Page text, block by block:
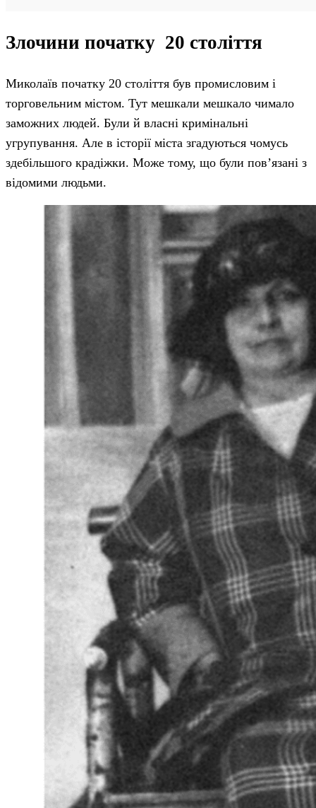
Злочини початку 20 століття
Миколаїв початку 20 століття був промисловим і
торговельним містом. Тут мешкали мешкало чимало
заможних людей. Були й власні кримінальні
угрупування. Але в історії міста згадуються чомусь
здебільшого крадіжки. Може тому, що були пов’язані з
відомими людьми.